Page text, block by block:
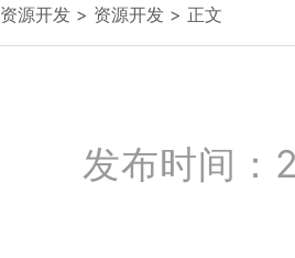
资源开发 资源开发 正文
发布时间